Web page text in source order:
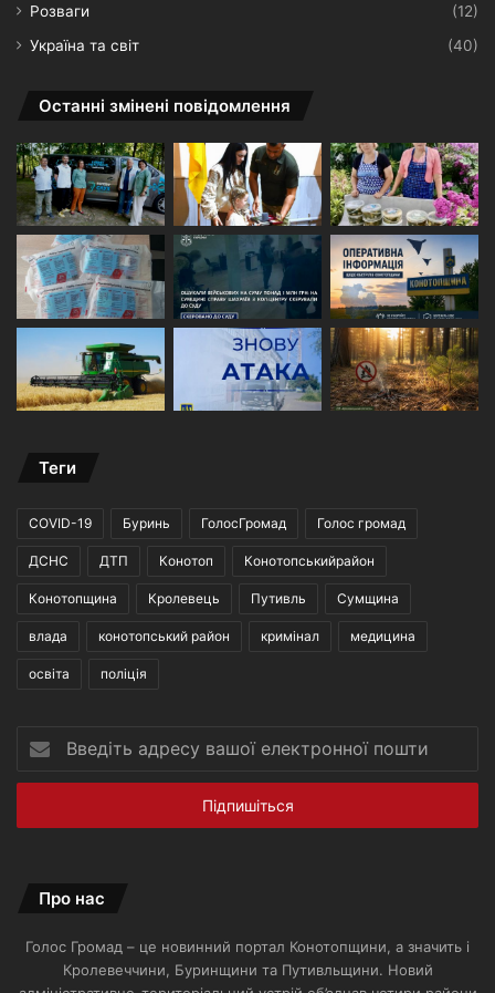
Розваги
(12)
Україна та світ
(40)
Останні змінені повідомлення
Теги
COVID-19 Буринь ГолосГромад Голос громад
ДСНС ДТП Конотоп Конотопськийрайон
Конотопщина Кролевець Путивль Сумщина
влада конотопський район кримінал медицина
освіта поліція
Введіть
адресу
вашої
пошти
Про нас
Голос Громад – це новинний портал Конотопщини, а значить і
Кролевеччини, Буринщини та Путивльщини. Новий